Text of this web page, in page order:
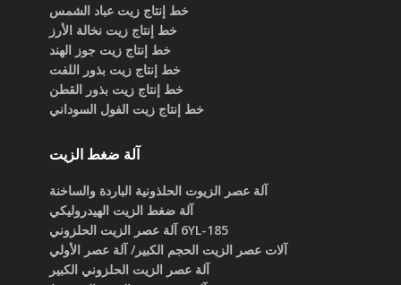
خط إنتاج زيت عباد الشمس
خط إنتاج زيت نخالة الأرز
خط إنتاج زيت جوز الهند
خط إنتاج زيت بذور اللفت
خط إنتاج زيت بذور القطن
خط إنتاج زيت الفول السوداني
آلة ضغط الزيت
آلة عصر الزيوت الحلذونية الباردة والساخنة
آلة ضغط الزيت الهيدروليكي
6YL-185 آلة عصر الزيت الحلزوني
آلات عصر الزيت الحجم الكبير/ آلة عصر الأولي
آلة عصر الزيت الحلزوني الكبير